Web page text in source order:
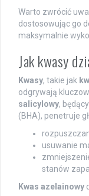
Warto zwrócić
dostosowując go
maksymalnie
Jak kwasy
Kwasy, takie jak
odgrywają
salicylowy,
(BHA), penetruje
usuwanie
stanów
Kwas azelainowy